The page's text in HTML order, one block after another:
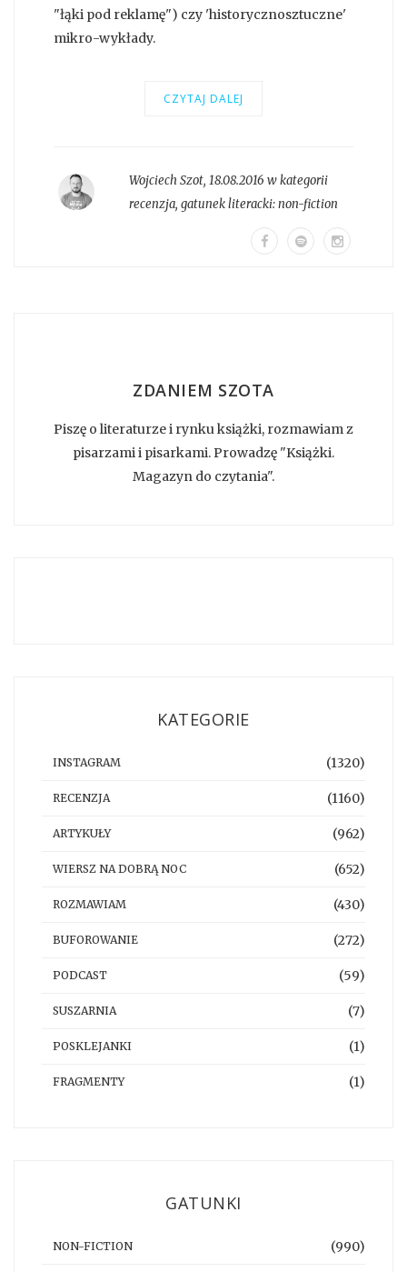
"łąki pod reklamę") czy 'historycznosztuczne'
mikro-wykłady.
CZYTAJ DALEJ
Wojciech Szot, 18.08.2016 w kategorii
recenzja, gatunek literacki:non-fiction
ZDANIEM SZOTA
Piszę o literaturze i rynku książki, rozmawiam z
pisarzami i pisarkami. Prowadzę "Książki.
Magazyn do czytania".
KATEGORIE
INSTAGRAM (1320)
RECENZJA (1160)
ARTYKUŁY (962)
WIERSZ NA DOBRĄ NOC (652)
ROZMAWIAM (430)
BUFOROWANIE (272)
PODCAST (59)
SUSZARNIA (7)
POSKLEJANKI (1)
FRAGMENTY (1)
GATUNKI
NON-FICTION (990)